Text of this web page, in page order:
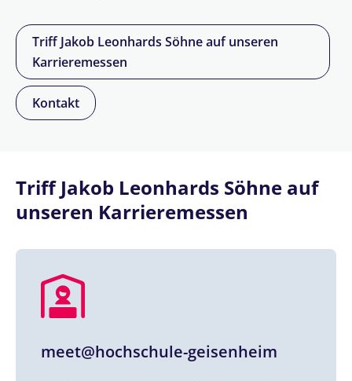
Triff Jakob Leonhards Söhne auf unseren
Karrieremessen
Kontakt
Triff Jakob Leonhards Söhne auf
unseren Karrieremessen
meet@hochschule-geisenheim